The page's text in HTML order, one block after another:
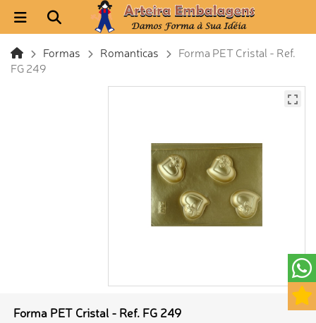
Formas Romanticas
Forma PET Cristal - Ref.
FG 249
Forma PET Cristal - Ref. FG 249